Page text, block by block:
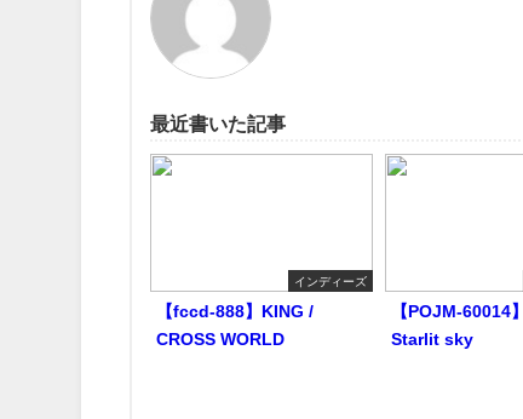
最近書いた記事
インディーズ
【fccd-888】KING /
CROSS WORLD
【POJM-60014
Starlit sky